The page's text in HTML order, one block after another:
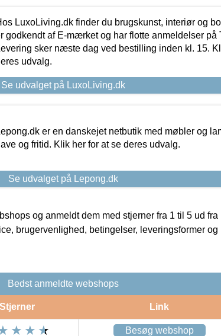
LuxoLiving.dk finder du brugskunst, interiør og
godkendt af E-mærket og har flotte anmeldelser på
sker næste dag ved bestilling inden kl. 15.
udvalg.
Se udvalget på LuxoLiving.dk
er en danskejet netbutik med møbler og
og fritid. Klik her for at se deres udvalg.
Se udvalget på Lepong.dk
og anmeldt dem med stjerner fra 1 til 5 ud fra
brugervenlighed, betingelser, leveringsformer og
Bedst anmeldte webshops
Stjerner Link
Besøg webshop